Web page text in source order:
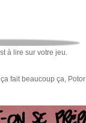
à lire sur votre jeu.
fait beaucoup ça, Potor